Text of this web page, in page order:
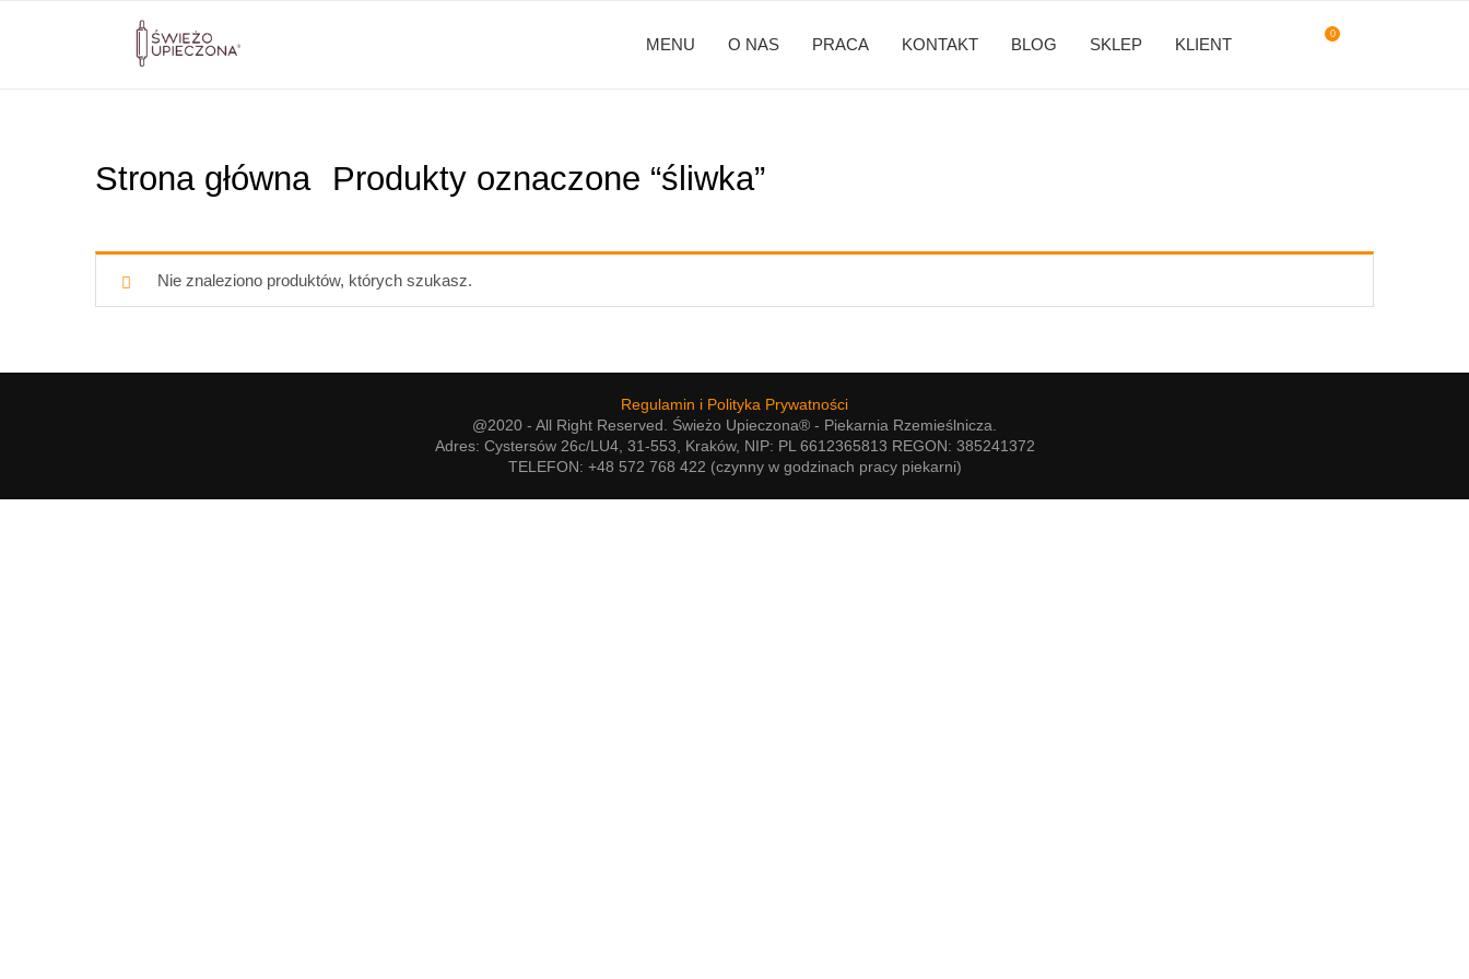
MENU O NAS PRACA KONTAKT BLOG SKLEP KLIENT
0
Strona główna Produkty oznaczone “śliwka”
Nie znaleziono produktów, których szukasz.
Regulamin i Polityka Prywatności
@2020 - All Right Reserved. Świeżo Upieczona® - Piekarnia Rzemieślnicza.
Adres: Cystersów 26c/LU4, 31-553, Kraków, NIP: PL 6612365813 REGON: 385241372
TELEFON: +48 572 768 422 (czynny w godzinach pracy piekarni)